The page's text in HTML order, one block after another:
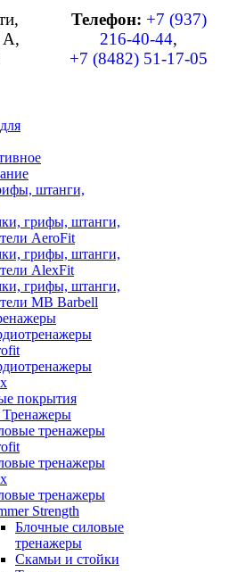
А,
Телефон: +7 (937)
216-40-44,
+7 (8482) 51-17-05
штанги,
грифы, штанги,
AeroFit
грифы, штанги,
AlexFit
грифы, штанги,
MB Barbell
покрытия
тренажеры
тренажеры
тренажеры
Strength
Блочные силовые
тренажеры
Скамьи и стойки